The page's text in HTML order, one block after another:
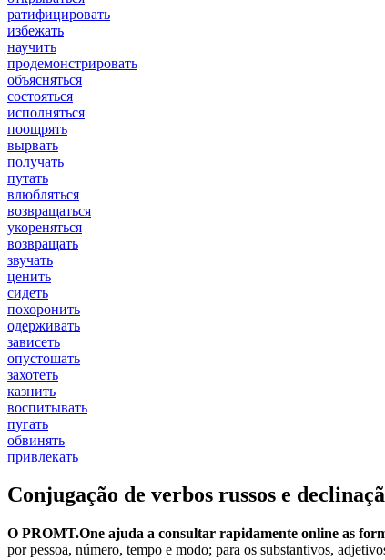
ратифицировать
избежать
научить
продемонстрировать
объясняться
состояться
исполняться
поощрять
вырвать
получать
путать
влюбляться
возвращаться
укореняться
возвращать
звучать
ценить
сидеть
похоронить
одерживать
зависеть
опустошать
захотеть
казнить
воспитывать
пугать
обвинять
привлекать
Conjugação de verbos russos e
O PROMT.One ajuda a consultar rapidamente online as
por pessoa, número, tempo e modo; para os substantivos,